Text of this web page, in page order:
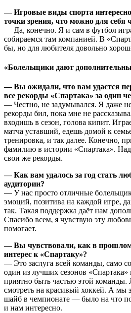
— Игровые виды спорта
точки зрения, что можно для себя
— Да, конечно. Я и сам в футбол
собираемся там компанией. В
бы, но для любителя довольно
«Болельщики дают
— Вы ожидали, что вам удастся
все рекорды «Спартака» за один
— Честно, не задумывался. Я даже
рекорды бил, пока мне не
входишь в сезон, голова кипит.
матча уставший, едешь домой к
тренировка, и так далее. Конечно,
фамилию в истории «Спартака».
свои же рекорды.
— Как вам удалось за год стать
аудитории?
— У нас просто отличные
эмоций, позитива на каждой игре,
так. Такая поддержка даёт нам
Спасибо всем, я чувствую эту
помогает.
— Вы чувствовали, как в прошлом
интерес к «Спартаку»?
— Это заслуга всей команды, само
один из лучших сезонов
приятно быть частью этой команды.
смотреть на красивый хоккей. А мы
шайб в чемпионате — было на что
и нам интересно.